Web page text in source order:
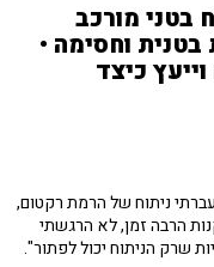
בטני מורכב
וחסימה •
כיצד
עברתי ניתוח של הרמת רקטום,
הרבה זמן, לא הרגשתי
שרק הניתוח יכול לפתור".